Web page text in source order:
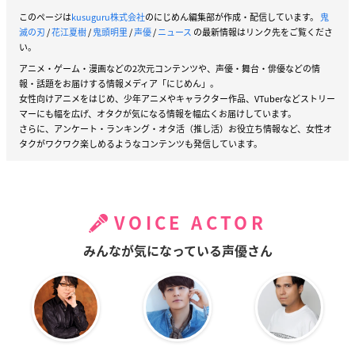
このページはkusuguru株式会社のにじめん編集部が作成・配信しています。 鬼
滅の刃/花江夏樹/鬼頭明里/声優/ニュース の最新情報はリンク先をご覧くださ
い。
アニメ・ゲーム・漫画などの2次元コンテンツや、声優・舞台・俳優などの情
報・話題をお届けする情報メディア「にじめん」。
女性向けアニメをはじめ、少年アニメやキャラクター作品、VTuberなどストリー
マーにも幅を広げ、オタクが気になる情報を幅広くお届けしています。
さらに、アンケート・ランキング・オタ活（推し活）お役立ち情報など、女性オ
タクがワクワク楽しめるようなコンテンツも発信しています。
VOICE ACTOR
みんなが気になっている声優さん